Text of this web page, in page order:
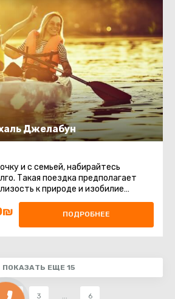
Джелабун
и с семьей, набирайтесь
Такая поездка предполагает
к природе и изобилие
активностей. Наше путешествие ...
ПОДРОБНЕЕ
ПОКАЗАТЬ ЕЩЕ 15
2 3 6